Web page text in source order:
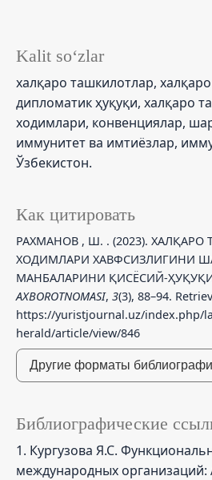
Kalit so‘zlar
халқаро ташкилотлар,
дипломатик ҳуқуқи, халқаро
ходимлари, конвенциялар,
иммунитет ва имтиёзлар,
Ўзбекистон.
Как цитировать
РАХМАНОВ , Ш. . (2023). ХАЛҚАРО
ХОДИМЛАРИ ХАВФСИЗЛИГИНИ
МАНБАЛАРИНИ ҚИСЁСИЙ-
AXBOROTNOMASI, 3(3), 88–94.
https://yuristjournal.uz/index.php/
herald/article/view/846
Другие форматы
Библиографические
1. Кургузова Я.С.
международных организаций: